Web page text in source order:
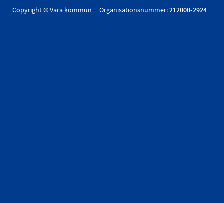
Copyright © Vara kommun Organisationsnummer:212000-2924